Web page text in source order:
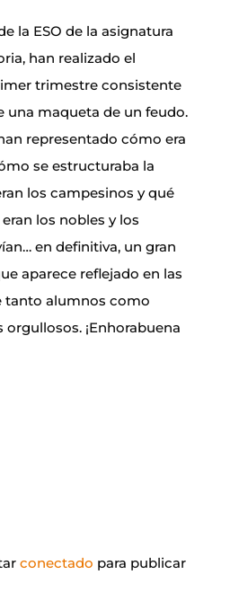
la ESO de la asignatura
han realizado el
trimestre consistente
una maqueta de un feudo.
representado cómo era
se estructuraba la
los campesinos y qué
los nobles y los
en definitiva, un gran
aparece reflejado en las
tanto alumnos como
¡Enhorabuena
conectado para publicar